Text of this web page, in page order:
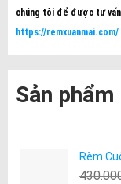
chúng tôi để được tư
https://remxuanmai.com/
Sản phẩm
Rèm